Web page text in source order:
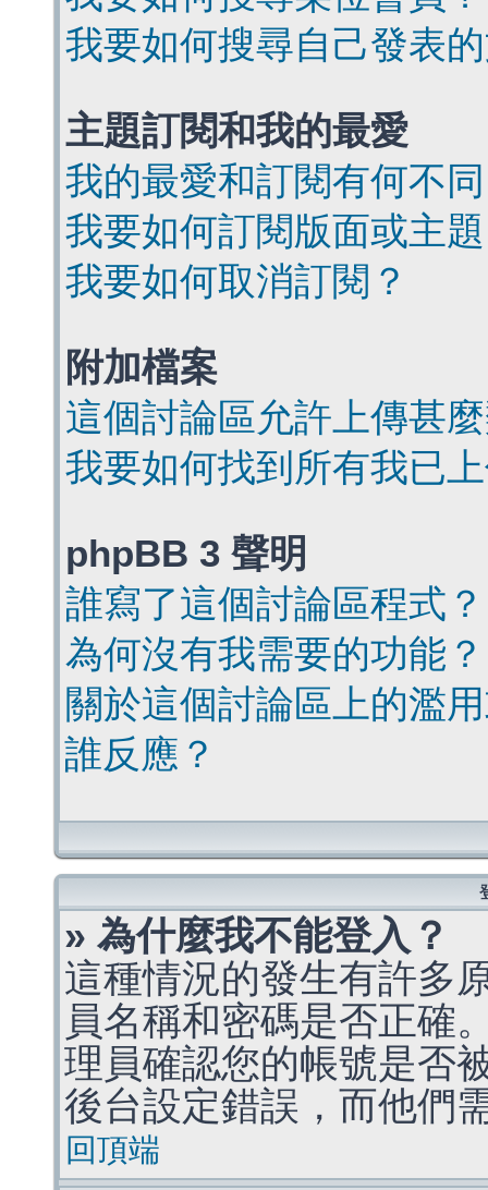
我要如何搜尋自己發表
主題訂閱和我的最愛
我的最愛和訂閱有何不
我要如何訂閱版面或主
我要如何取消訂閱？
附加檔案
這個討論區允許上傳甚
我要如何找到所有我已
phpBB 3 聲明
誰寫了這個討論區程式？
為何沒有我需要的功能？
關於這個討論區上的濫
誰反應？
» 為什麼我不能登入？
這種情況的發生有許多
員名稱和密碼是否正確
理員確認您的帳號是否
後台設定錯誤，而他們
回頂端